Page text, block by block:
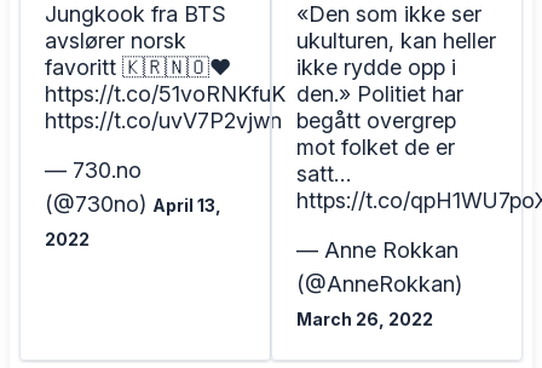
Jungkook fra BTS
avslører norsk
favoritt 🇰🇷🇳🇴❤️
https://t.co/51voRNKfuK
https://t.co/uvV7P2vjwn
— 730.no
(@730no) April 13,
2022
«Den som ikke ser
ukulturen, kan heller
ikke rydde opp i
den.» Politiet har
begått overgrep
mot folket de er
satt…
https://t.co/
— Anne Rokkan
(@AnneRokkan)
March 26, 2022